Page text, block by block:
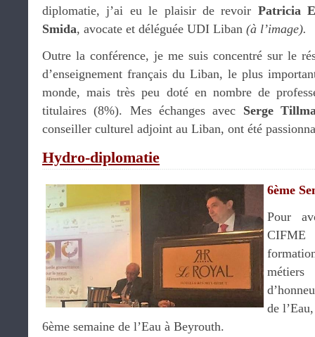
diplomatie, j’ai eu le plaisir de revoir Patricia
Smida, avocate et déléguée UDI Liban (à l’image).
Outre la conférence, je me suis concentré sur le
d’enseignement français du Liban, le plus
monde, mais très peu doté en nombre de
titulaires (8%). Mes échanges avec Serge
conseiller culturel adjoint au Liban, ont été
Hydro-diplomatie
6ème
Pour
de
6ème semaine de l’Eau à Beyrouth.